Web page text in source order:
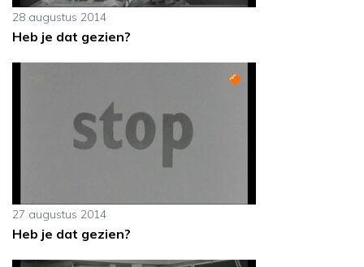
28 augustus 2014
Heb je dat gezien?
27 augustus 2014
Heb je dat gezien?